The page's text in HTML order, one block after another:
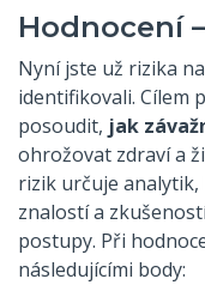
Hodnocení
Nyní jste už rizika
identifikovali. Cílem
posoudit, jak
ohrožovat zdraví a
rizik určuje
znalostí a
postupy. Při
následujícími body: